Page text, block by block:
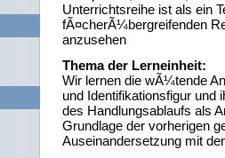
Unterrichtsreihe ist als ein
fÃ¤cherÃ¼bergreifenden
anzusehen
Thema der Lerneinheit:
Wir lernen die wÃ¼tende
und Identifikationsfigur und
des Handlungsablaufs als
Grundlage der vorherigen
Auseinandersetzung mit